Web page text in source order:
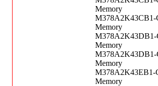
Memory
M378A2K43CB1-
Memory
M378A2K43DB1-
Memory
M378A2K43DB1-
Memory
M378A2K43EB1-
Memory